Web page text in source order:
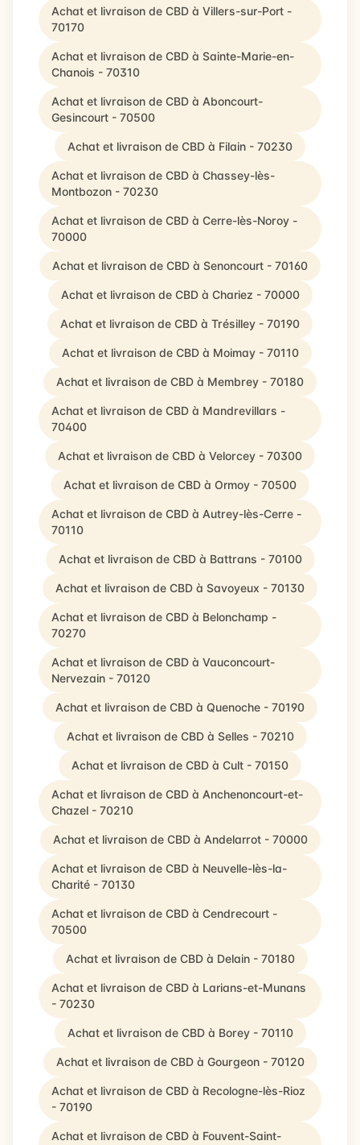
Achat et livraison de CBD à Villers-sur-Port -
70170
Achat et livraison de CBD à Sainte-Marie-en-
Chanois - 70310
Achat et livraison de CBD à Aboncourt-
Gesincourt - 70500
Achat et livraison de CBD à Filain - 70230
Achat et livraison de CBD à Chassey-lès-
Montbozon - 70230
Achat et livraison de CBD à Cerre-lès-Noroy -
70000
Achat et livraison de CBD à Senoncourt - 70160
Achat et livraison de CBD à Chariez - 70000
Achat et livraison de CBD à Trésilley - 70190
Achat et livraison de CBD à Moimay - 70110
Achat et livraison de CBD à Membrey - 70180
Achat et livraison de CBD à Mandrevillars -
70400
Achat et livraison de CBD à Velorcey - 70300
Achat et livraison de CBD à Ormoy - 70500
Achat et livraison de CBD à Autrey-lès-Cerre -
70110
Achat et livraison de CBD à Battrans - 70100
Achat et livraison de CBD à Savoyeux - 70130
Achat et livraison de CBD à Belonchamp -
70270
Achat et livraison de CBD à Vauconcourt-
Nervezain - 70120
Achat et livraison de CBD à Quenoche - 70190
Achat et livraison de CBD à Selles - 70210
Achat et livraison de CBD à Cult - 70150
Achat et livraison de CBD à Anchenoncourt-et-
Chazel - 70210
Achat et livraison de CBD à Andelarrot - 70000
Achat et livraison de CBD à Neuvelle-lès-la-
Charité - 70130
Achat et livraison de CBD à Cendrecourt -
70500
Achat et livraison de CBD à Delain - 70180
Achat et livraison de CBD à Larians-et-Munans
- 70230
Achat et livraison de CBD à Borey - 70110
Achat et livraison de CBD à Gourgeon - 70120
Achat et livraison de CBD à Recologne-lès-Rioz
- 70190
Achat et livraison de CBD à Fouvent-Saint-